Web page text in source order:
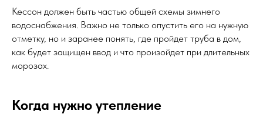
Кессон должен быть частью общей схемы зимнего
водоснабжения. Важно не только опустить его на нужную
отметку, но и заранее понять, где пройдет труба в дом,
как будет защищен ввод и что произойдет при длительных
морозах.
Когда нужно утепление